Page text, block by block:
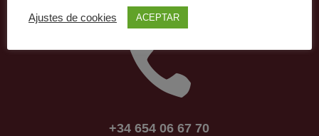

+34 654 06 67 70
Ajustes de cookies ACEPTAR